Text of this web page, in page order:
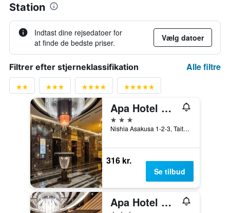
Station
Indtast dine rejsedatoer for
at finde de bedste priser.
Vælg datoer
Filtrer efter stjerneklassifikation Alle filtre
Apa Hotel Asakusa Tawaramachi Ekimae
3 stjerner
Nishia Asakusa 1-2-3, Taito-ku, Tokyo, Japan
316 kr.
Se tilbud
Apa Hotel & Resort Ryogoku Ekimae Tower